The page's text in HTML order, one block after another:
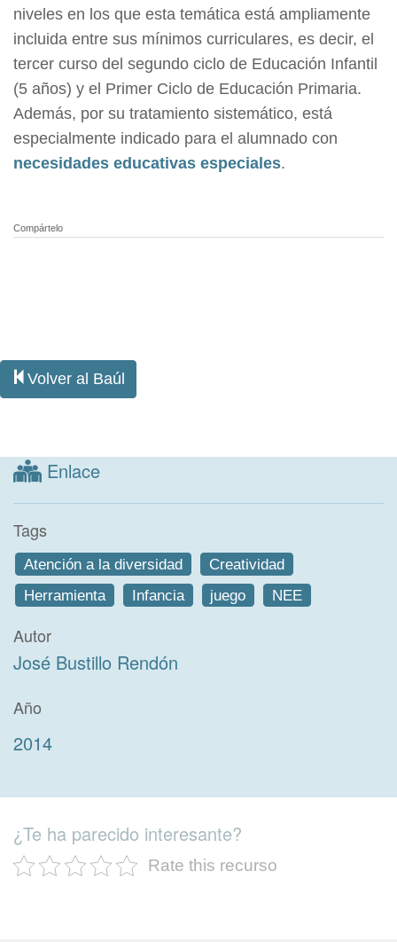
niveles en los que esta temática está ampliamente
incluida entre sus mínimos curriculares, es decir, el
tercer curso del segundo ciclo de Educación Infantil
(5 años) y el Primer Ciclo de Educación Primaria.
Además, por su tratamiento sistemático, está
especialmente indicado para el alumnado con
necesidades educativas especiales.
Compártelo
Volver al Baúl
Enlace
Tags
Atención a la diversidad
Creatividad
Herramienta
Infancia juego NEE
Autor
José Bustillo Rendón
Año
2014
¿Te ha parecido interesante?
Rate this recurso